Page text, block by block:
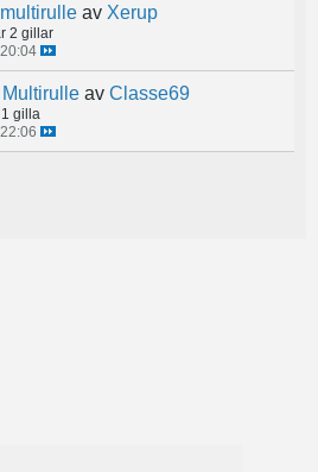
av Xerup
2 gillar
av Classe69
1 gilla